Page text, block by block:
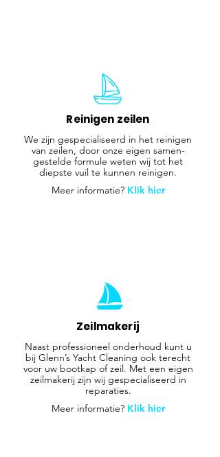
Reinigen zeilen
We zijn gespecialiseerd in het reinigen
van zeilen, door onze eigen samen-
gestelde formule weten wij tot het
diepste vuil te kunnen reinigen.
Meer informatie? Klik hier
Zeilmakerij
Naast professioneel onderhoud kunt u
bij Glenn’s Yacht Cleaning ook terecht
voor uw bootkap of zeil. Met een eigen
zeilmakerij zijn wij gespecialiseerd in
reparaties.
Meer informatie? Klik hier